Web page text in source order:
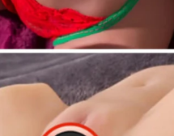
SaúdeFit Network
18, 2024 70 VIEWS